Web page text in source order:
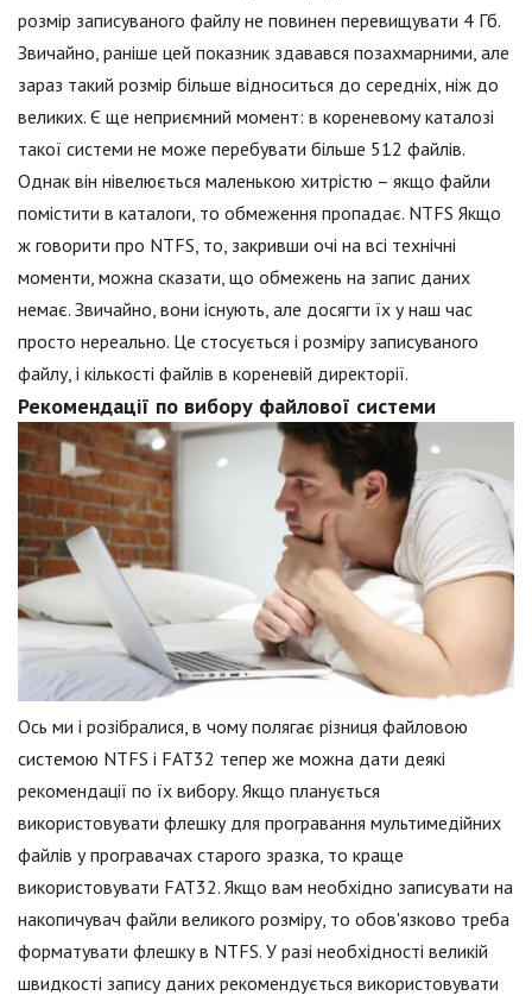
розмір записуваного файлу не повинен перевищувати 4 Гб.
Звичайно, раніше цей показник здавався позахмарними, але
зараз такий розмір більше відноситься до середніх, ніж до
великих. Є ще неприємний момент: в кореневому каталозі
такої системи не може перебувати більше 512 файлів.
Однак він нівелюється маленькою хитрістю – якщо файли
помістити в каталоги, то обмеження пропадає. NTFS Якщо
ж говорити про NTFS, то, закривши очі на всі технічні
моменти, можна сказати, що обмежень на запис даних
немає. Звичайно, вони існують, але досягти їх у наш час
просто нереально. Це стосується і розміру записуваного
файлу, і кількості файлів в кореневій директорії.
Рекомендації по вибору файлової системи
Ось ми і розібралися, в чому полягає різниця файловою
системою NTFS і FAT32 тепер же можна дати деякі
рекомендації по їх вибору. Якщо планується
використовувати флешку для програвання мультимедійних
файлів у програвачах старого зразка, то краще
використовувати FAT32. Якщо вам необхідно записувати на
накопичувач файли великого розміру, то обов'язково треба
форматувати флешку в NTFS. У разі необхідності великій
швидкості запису даних рекомендується використовувати